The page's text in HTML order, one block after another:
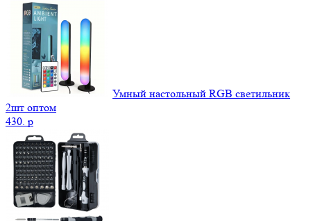
Умный настольный RGB светильник
2шт оптом
430. p